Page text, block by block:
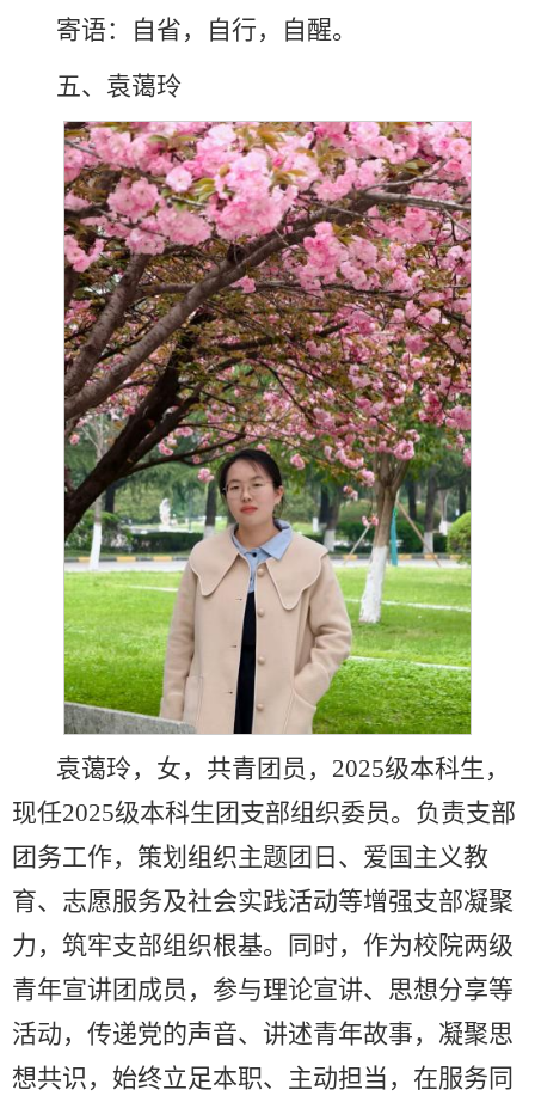
寄语：自省，自行，自醒。
五、袁蔼玲
袁蔼玲，女，共青团员，2025级本科生，
现任2025级本科生团支部组织委员。负责支部
团务工作，策划组织主题团日、爱国主义教
育、志愿服务及社会实践活动等增强支部凝聚
力，筑牢支部组织根基。同时，作为校院两级
青年宣讲团成员，参与理论宣讲、思想分享等
活动，传递党的声音、讲述青年故事，凝聚思
想共识，始终立足本职、主动担当，在服务同